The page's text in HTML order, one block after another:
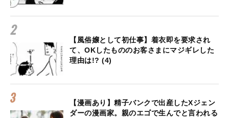
【風俗嬢として初仕事】着衣即を要求され
て、OKしたもののお客さまにマジギレした
理由は!? (4)
【漫画あり】精子バンクで出産したXジェン
ダーの漫画家。親のエゴで生んでと言われる